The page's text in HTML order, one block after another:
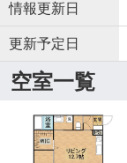
情報更新日
更新予定日
空室一覧